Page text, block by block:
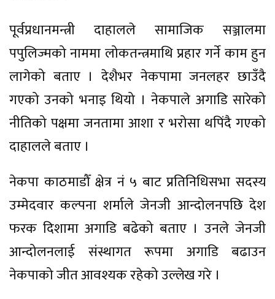
पूर्वप्रधानमन्त्री दाहालले सामाजिक सञ्जालमा
पपुलिज्मको नाममा लोकतन्त्रमाथि प्रहार गर्ने काम हुन
लागेको बताए । देशैभर नेकपामा जनलहर छाउँदै
गएको उनको भनाइ थियो । नेकपाले अगाडि सारेको
नीतिको पक्षमा जनतामा आशा र भरोसा थपिंदै गएको
दाहालले बताए ।
नेकपा काठमाडौँ क्षेत्र नं ५ बाट प्रतिनिधिसभा सदस्य
उम्मेदवार कल्पना शर्माले जेनजी आन्दोलनपछि देश
फरक दिशामा अगाडि बढेको बताए । उनले जेनजी
आन्दोलनलाई संस्थागत रूपमा अगाडि बढाउन
नेकपाको जीत आवश्यक रहेको उल्लेख गरे ।